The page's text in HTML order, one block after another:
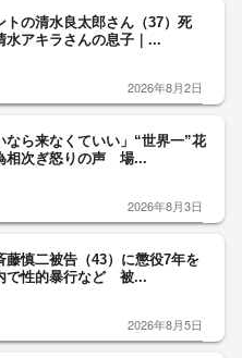
トの清水良太郎さん（37）死
アキラさんの息子｜...
2026年8月2日
なら来なくていい」“世界一”花
相次ぎ怒りの声 場...
2026年8月3日
藤慎二被告（43）に懲役7年を
で性的暴行など 被...
2026年8月5日